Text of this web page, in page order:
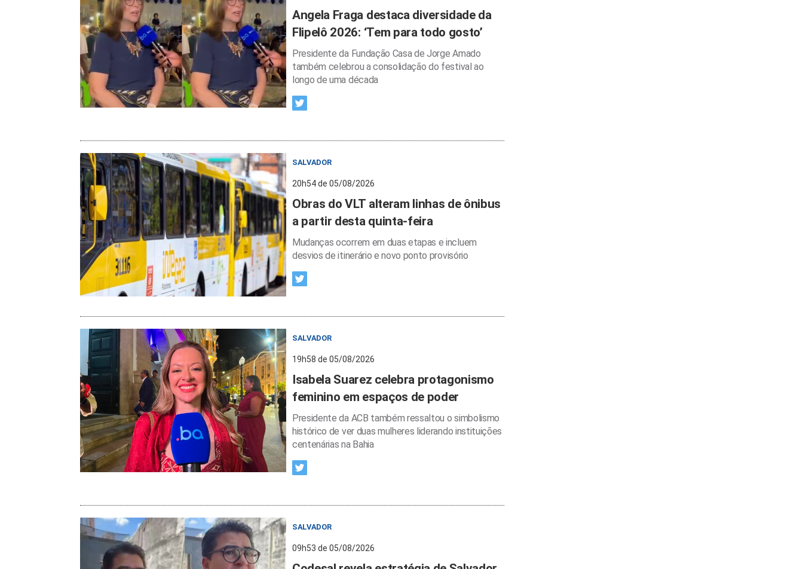
Angela Fraga destaca diversidade da
Flipelô 2026: ‘Tem para todo gosto’
Presidente da Fundação Casa de Jorge Amado
também celebrou a consolidação do festival ao
longo de uma década
SALVADOR
20h54 de 05/08/2026
Obras do VLT alteram linhas de ônibus
a partir desta quinta-feira
Mudanças ocorrem em duas etapas e incluem
desvios de itinerário e novo ponto provisório
SALVADOR
19h58 de 05/08/2026
Isabela Suarez celebra protagonismo
feminino em espaços de poder
Presidente da ACB também ressaltou o simbolismo
histórico de ver duas mulheres liderando instituições
centenárias na Bahia
SALVADOR
09h53 de 05/08/2026